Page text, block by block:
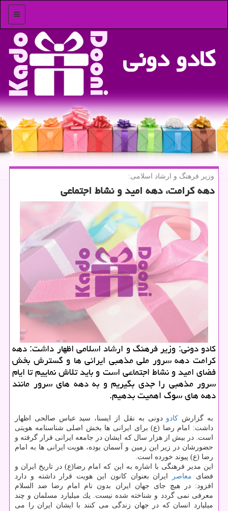
منو
كادو دونی
وزیر فرهنگ و ارشاد اسلامی:
دهه كرامت، دهه امید و نشاط اجتماعی
كادو دونی: وزیر فرهنگ و ارشاد اسلامی اظهار داشت: دهه
كرامت دهه سرور ملی مذهبی ایرانی ها و گسترش بخش
فضای امید و نشاط اجتماعی است و باید تلاش نماییم تا ایام
سرور مذهبی را جدی بگیریم و به دهه های سرور مانند
دهه های سوگ اهمیت بدهیم.
به گزارش كادو دونی به نقل از ایسنا، سید عباس صالحی اظهار
داشت: امام رضا (ع) برای ایرانی ها بخش اصلی شناسنامه هویتی
است. در بیش از هزار سال كه ایشان در جامعه ایرانی قرار گرفته و
حضورشان در زیر این زمین و آسمان بوده، هویت ایرانی ها به امام
رضا (ع) پیوند خورده است.
این مدیر فرهنگی با اشاره به این كه امام رضا(ع) در تاریخ ایران و
فضای معاصر
ایران بعنوان كانون این هویت قرار داشته و دارد
افزود: در هیچ جای جهان ایران بدون نام امام رضا ضد السلام
معرفی نمی گردد و شناخته شده نیست. یك میلیارد مسلمان و چند
میلیارد انسان كه در جهان زندگی می كنند با ایشان ایران را می